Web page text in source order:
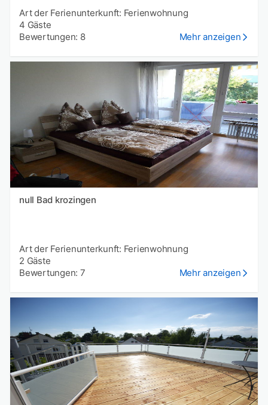
Art der Ferienunterkunft: Ferienwohnung
4 Gäste
Bewertungen: 8
Mehr anzeigen
null Bad krozingen
Art der Ferienunterkunft: Ferienwohnung
2 Gäste
Bewertungen: 7
Mehr anzeigen